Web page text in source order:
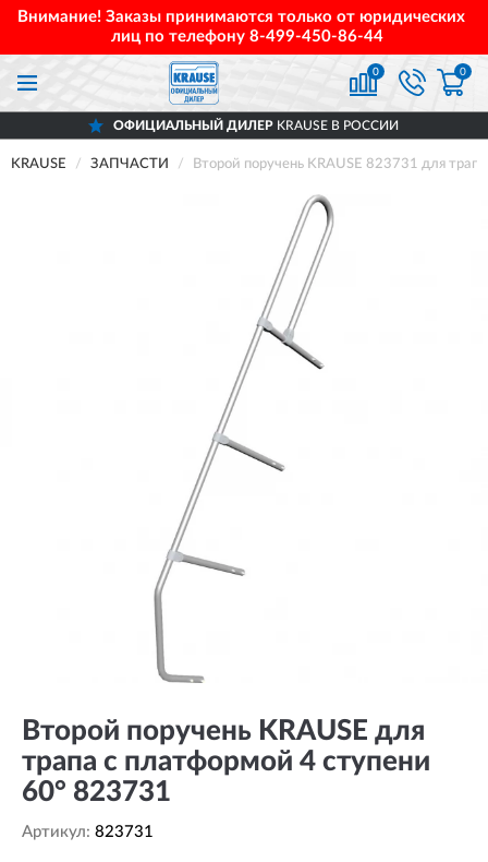
Внимание! Заказы принимаются только от юридических
лиц по телефону 8-499-450-86-44
0 0
ОФИЦИАЛЬНЫЙ ДИЛЕРKRAUSE В РОССИИ
KRAUSE ЗАПЧАСТИ Второй поручень KRAUSE 823731 для
Второй поручень KRAUSE для
трапа с платформой 4 ступени
60° 823731
Артикул: 823731